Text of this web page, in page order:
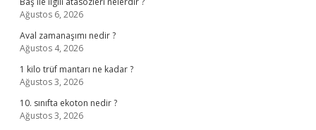
Ağustos 6, 2026
Aval zamanaşımı nedir ?
Ağustos 4, 2026
1 kilo trüf mantarı ne kadar ?
Ağustos 3, 2026
10. sınıfta ekoton nedir ?
Ağustos 3, 2026